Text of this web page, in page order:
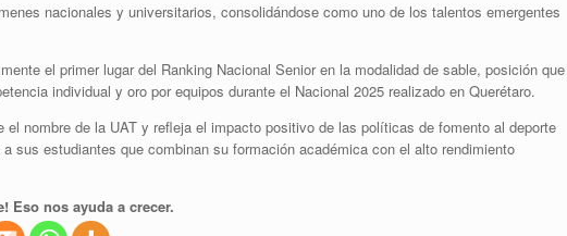
nacionales y universitarios, consolidándose como uno de los talentos emergentes
el primer lugar del Ranking Nacional Senior en la modalidad de sable, posición que
individual y oro por equipos durante el Nacional 2025 realizado en Querétaro.
el nombre de la UAT y refleja el impacto positivo de las políticas de fomento al deporte
sus estudiantes que combinan su formación académica con el alto rendimiento
Eso nos ayuda a crecer.